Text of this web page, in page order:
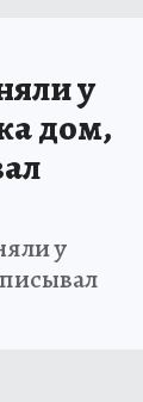
у
дом,
у